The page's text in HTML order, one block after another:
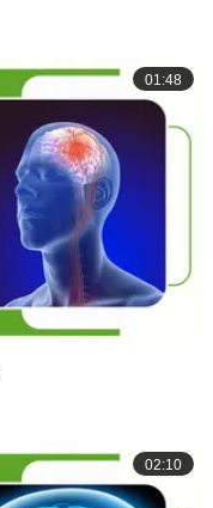
01:48
02:10